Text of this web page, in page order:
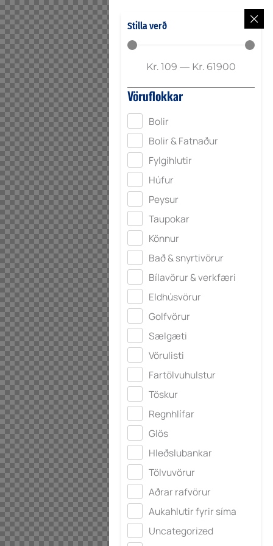
Stilla verð
Kr.109— Kr. 61900
Vöruflokkar
Bolir
Bolir & Fatnaður
Fylgihlutir
Húfur
Peysur
Taupokar
Könnur
Bað & snyrtivörur
Bílavörur & verkfæri
Eldhúsvörur
Golfvörur
Sælgæti
Vörulisti
Fartölvuhulstur
Töskur
Regnhlífar
Glös
Hleðslubankar
Tölvuvörur
Aðrar rafvörur
Aukahlutir fyrir síma
Uncategorized